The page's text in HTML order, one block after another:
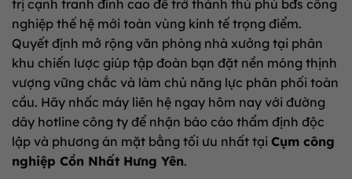
trị cạnh tranh đỉnh cao để trở thành thủ phủ bđs công
nghiệp thế hệ mới toàn vùng kinh tế trọng điểm.
Quyết định mở rộng văn phòng nhà xưởng tại phân
khu chiến lược giúp tập đoàn bạn đặt nền móng thịnh
vượng vững chắc và làm chủ năng lực phân phối toàn
cầu. Hãy nhấc máy liên hệ ngay hôm nay với đường
dây hotline công ty để nhận báo cáo thẩm định độc
lập và phương án mặt bằng tối ưu nhất tại Cụm công
nghiệp Cồn Nhất Hưng Yên.